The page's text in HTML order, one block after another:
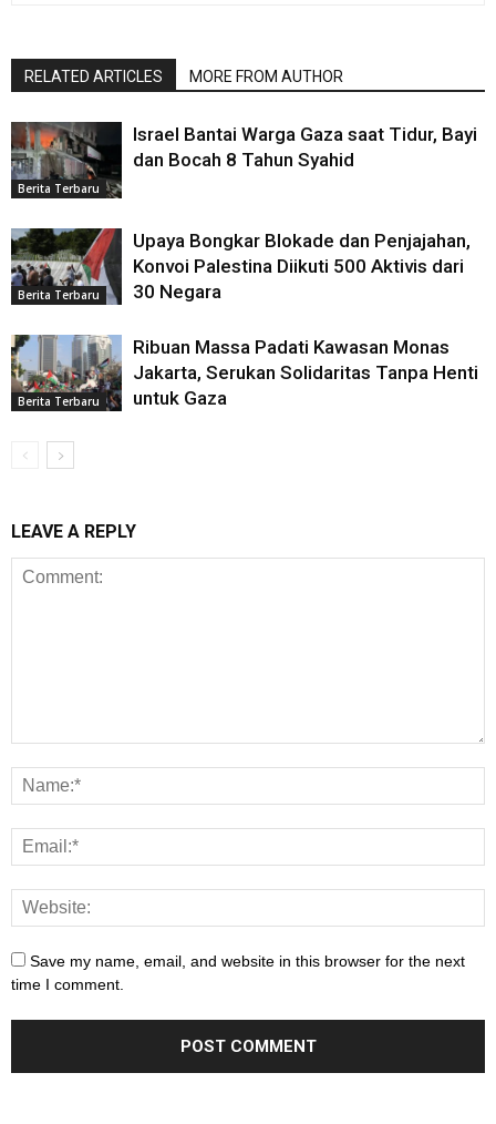
RELATED ARTICLES MORE FROM AUTHOR
Berita Terbaru
Israel Bantai Warga Gaza saat Tidur, Bayi
dan Bocah 8 Tahun Syahid
Berita Terbaru
Upaya Bongkar Blokade dan Penjajahan,
Konvoi Palestina Diikuti 500 Aktivis dari
30 Negara
Berita Terbaru
Ribuan Massa Padati Kawasan Monas
Jakarta, Serukan Solidaritas Tanpa Henti
untuk Gaza
LEAVE A REPLY
Save my name, email, and website in this browser for the next
time I comment.